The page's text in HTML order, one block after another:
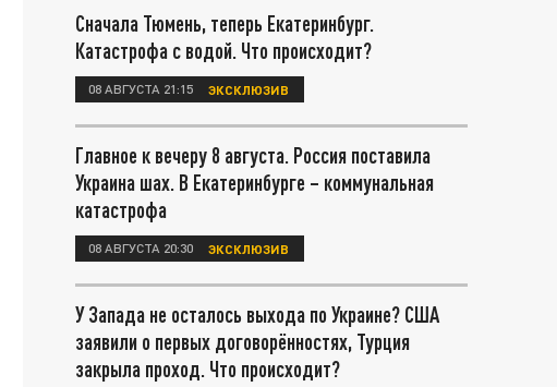
Сначала Тюмень, теперь Екатеринбург.
Катастрофа с водой. Что происходит?
08 АВГУСТА 21:15 ЭКСКЛЮЗИВ
Главное к вечеру 8 августа. Россия поставила
Украина шах. В Екатеринбурге – коммунальная
катастрофа
08 АВГУСТА 20:30 ЭКСКЛЮЗИВ
У Запада не осталось выхода по Украине? США
заявили о первых договорённостях, Турция
закрыла проход. Что происходит?